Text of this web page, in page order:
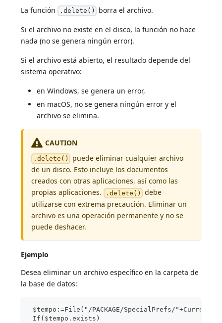
La función .delete() borra el archivo.
Si el archivo no existe en el disco, la función no hace
nada (no se genera ningún error).
Si el archivo está abierto, el resultado depende del
sistema operativo:
en Windows, se genera un error,
en macOS, no se genera ningún error y el
archivo se elimina.
CAUTION
.delete() puede eliminar cualquier archivo
de un disco. Esto incluye los documentos
creados con otras aplicaciones, así como las
propias aplicaciones. .delete() debe
utilizarse con extrema precaución. Eliminar un
archivo es una operación permanente y no se
puede deshacer.
Ejemplo
Desea eliminar un archivo específico en la carpeta de
la base de datos:
$tempo:=File("/PACKAGE/SpecialPrefs/"+Current
If($tempo.exists)